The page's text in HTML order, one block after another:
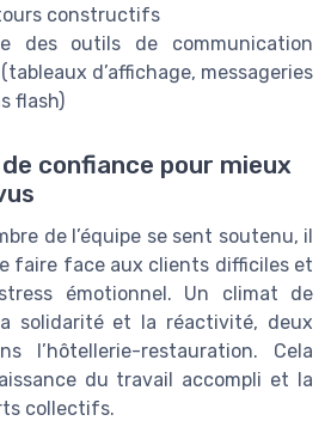
constructifs
des outils de communication
d’affichage, messageries
flash)
confiance pour mieux
de l’équipe se sent soutenu, il
faire face aux clients difficiles et
émotionnel. Un climat de
solidarité et la réactivité, deux
l’hôtellerie-restauration. Cela
du travail accompli et la
collectifs.